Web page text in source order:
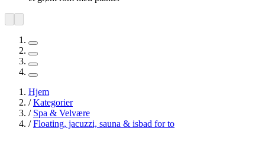
Hjem
/Kategorier
/ Spa & Velvære
/Floating, jacuzzi, sauna & isbad for to